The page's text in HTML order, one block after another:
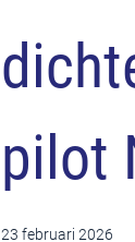
pilot
23 februari 2026